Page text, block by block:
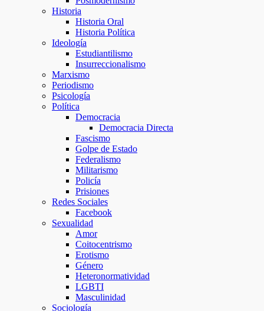
Historia
Historia Oral
Historia Política
Ideología
Estudiantilismo
Insurreccionalismo
Marxismo
Periodismo
Psicología
Política
Democracia
Democracia Directa
Fascismo
Golpe de Estado
Federalismo
Militarismo
Policía
Prisiones
Redes Sociales
Facebook
Sexualidad
Amor
Coitocentrismo
Erotismo
Género
Heteronormatividad
LGBTI
Masculinidad
Sociología